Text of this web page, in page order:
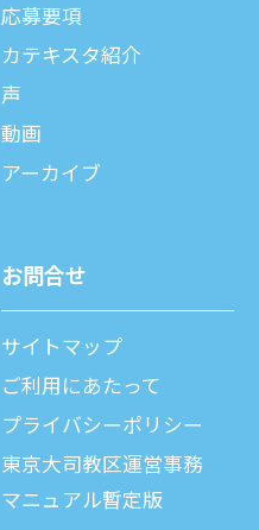
応募要項
カテキスタ紹介
声
動画
アーカイブ
お問合せ
サイトマップ
ご利⽤にあたって
プライバシーポリシー
東京大司教区運営事務
マニュアル暫定版